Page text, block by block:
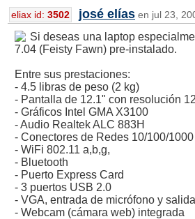
eliax id: 3502 josé elías en jul 23,
Si deseas una laptop
7.04 (Feisty Fawn) pre-instalado.
Entre sus prestaciones:
- 4.5 libras de peso (2 kg)
- Pantalla de 12.1" con resolución
- Gráficos Intel GMA X3100
- Audio Realtek ALC 883H
- Conectores de Redes 10/100/
- WiFi 802.11 a,b,g,
- Bluetooth
- Puerto Express Card
- 3 puertos USB 2.0
- VGA, entrada de micrófono y
- Webcam (cámara web) integrada